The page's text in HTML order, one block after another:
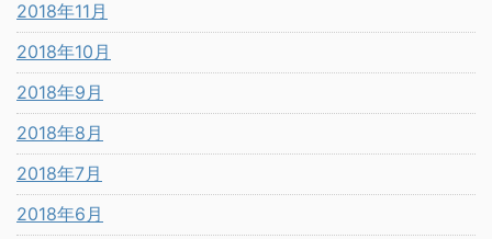
2018年11月
2018年10月
2018年9月
2018年8月
2018年7月
2018年6月